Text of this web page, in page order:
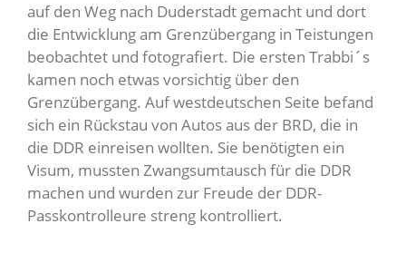
auf den Weg nach Duderstadt gemacht und dort
die Entwicklung am Grenzübergang in Teistungen
beobachtet und fotografiert. Die ersten Trabbi´s
kamen noch etwas vorsichtig über den
Grenzübergang. Auf westdeutschen Seite befand
sich ein Rückstau von Autos aus der BRD, die in
die DDR einreisen wollten. Sie benötigten ein
Visum, mussten Zwangsumtausch für die DDR
machen und wurden zur Freude der DDR-
Passkontrolleure streng kontrolliert.